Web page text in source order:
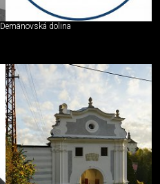
Demänovská dolina